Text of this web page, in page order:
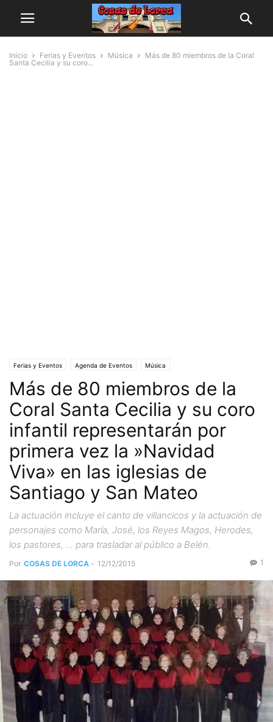
Inicio Ferias y Eventos Música
Más de 80 miembros de la Coral
Santa Cecilia y su coro...
Ferias y Eventos Agenda de Eventos Música
Más de 80 miembros de la
Coral Santa Cecilia y su coro
infantil representarán por
primera vez la »Navidad
Viva» en las iglesias de
Santiago y San Mateo
La actuación incluye el canto de villancicos y la actuación de
personajes como María, José, los Reyes Magos, Herodes,
los pastores, … para trasladar al público a Belén.
Por COSAS DE LORCA - 12/12/2015 1